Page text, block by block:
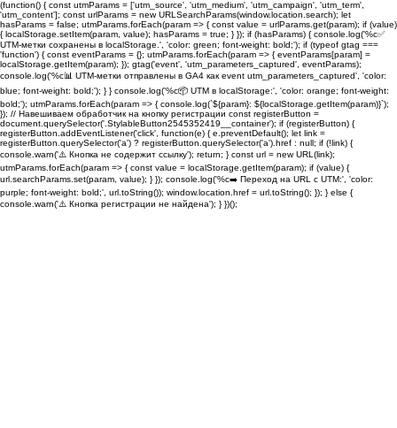
(function() { const utmParams = ['utm_source', 'utm_medium', 'utm_campaign', 'utm_term',
'utm_content']; const urlParams = new URLSearchParams(window.location.search); let
hasParams = false; utmParams.forEach(param => { const value = urlParams.get(param); if (value)
{ localStorage.setItem(param, value); hasParams = true; } }); if (hasParams) { console.log('%c✅
UTM-метки сохранены в localStorage.', 'color: green; font-weight: bold;'); if (typeof gtag ===
'function') { const eventParams = {}; utmParams.forEach(param => { eventParams[param] =
localStorage.getItem(param); }); gtag('event', 'utm_parameters_captured', eventParams);
console.log('%c📊 UTM-метки отправлены в GA4 как event utm_parameters_captured', 'color:
blue; font-weight: bold;'); } } console.log('%c📦 UTM в localStorage:', 'color: orange; font-weight:
bold;'); utmParams.forEach(param => { console.log(`${param}: ${localStorage.getItem(param)}`);
}); // Навешиваем обработчик на кнопку регистрации const registerButton =
document.querySelector('.StylableButton2545352419__container'); if (registerButton) {
registerButton.addEventListener('click', function(e) { e.preventDefault(); let link =
registerButton.querySelector('a') ? registerButton.querySelector('a').href : null; if (!link) {
console.warn('⚠️ Кнопка не содержит ссылку'); return; } const url = new URL(link);
utmParams.forEach(param => { const value = localStorage.getItem(param); if (value) {
url.searchParams.set(param, value); } }); console.log('%c➡️ Переход на URL с UTM:', 'color:
purple; font-weight: bold;', url.toString()); window.location.href = url.toString(); }); } else {
console.warn('⚠️ Кнопка регистрации не найдена'); } })();